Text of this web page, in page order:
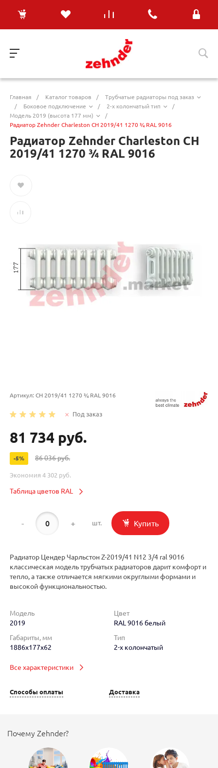
Главная / Каталог товаров /
Трубчатые радиаторы под заказ
/
Боковое подключение / 2-х колончатый тип
/
Модель 2019 (высота 177 мм)
/
Радиатор Zehnder Charleston CH 2019/41 1270 ¾ RAL 9016
Радиатор Zehnder Charleston CH
2019/41 1270 ¾ RAL 9016
Артикул: CH 2019/41 1270 ¾ RAL 9016
Под заказ
81 734 руб.
-5% 86 036 руб.
Экономия 4 302 руб.
Таблица цветов RAL
- + шт. Купить
Радиатор Цендер Чарльстон Z-2019/41 N12 3/4 ral 9016
классическая модель трубчатых радиаторов дарит комфорт и
тепло, а также отличается мягкими округлыми формами и
высокой функциональностью.
Модель
2019
Цвет
RAL 9016 белый
Габариты, мм
1886x177x62
Тип
2-х колончатый
Все характеристики
Способы оплаты Доставка
Почему Zehnder?